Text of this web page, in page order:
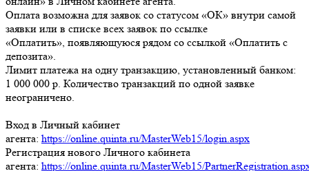
Оплата возможна для заявок со статусом «ОК» внутри самой
заявки или в списке всех заявок по ссылке
«Оплатить», появляющуюся рядом со ссылкой «Оплатить с
депозита».
Лимит платежа на одну транзакцию, установленный банком:
1 000 000 р. Количество транзакций по одной заявке
неограничено.
Вход в Личный кабинет
агента: https://online.quinta.ru/MasterWeb15/login.aspx
Регистрация нового Личного кабинета
агента: https://online.quinta.ru/MasterWeb15/